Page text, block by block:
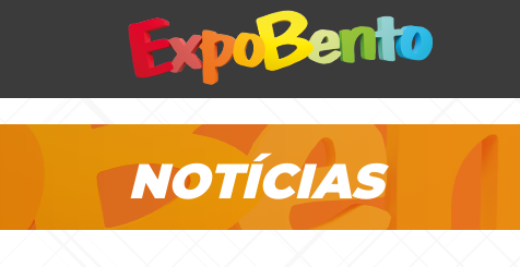
NOTÍCIAS